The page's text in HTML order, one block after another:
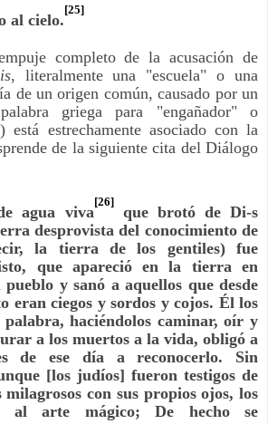
al cielo.
[25]
completo de la acusación de
, literalmente una "escuela" o una
de un origen común, causado por un
griega para "engañador" o
) está estrechamente asociado con la
de la siguiente cita del Diálogo
agua viva
[26]
que brotó de Di-s
desprovista del conocimiento de
la tierra de los gentiles) fue
que apareció en la tierra en
y sanó a aquellos que desde
eran ciegos y sordos y cojos. Él los
haciéndolos caminar, oír y
a los muertos a la vida, obligó a
de ese día a reconocerlo. Sin
[los judíos] fueron testigos de
milagrosos con sus propios ojos, los
al arte mágico; De hecho se